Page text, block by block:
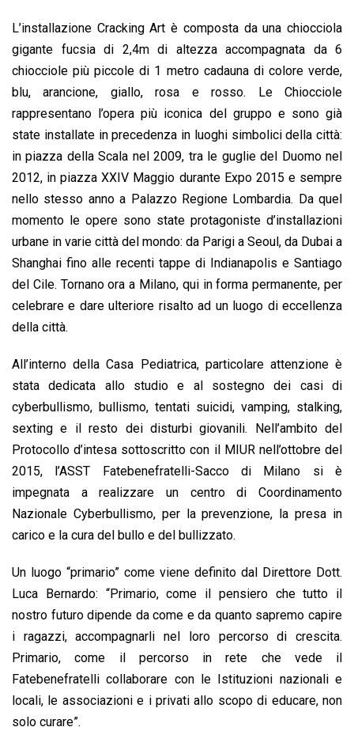
L’installazione Cracking Art è composta da una chiocciola
gigante fucsia di 2,4m di altezza accompagnata da 6
chiocciole più piccole di 1 metro cadauna di colore verde,
blu, arancione, giallo, rosa e rosso. Le Chiocciole
rappresentano l’opera più iconica del gruppo e sono già
state installate in precedenza in luoghi simbolici della città:
in piazza della Scala nel 2009, tra le guglie del Duomo nel
2012, in piazza XXIV Maggio durante Expo 2015 e sempre
nello stesso anno a Palazzo Regione Lombardia. Da quel
momento le opere sono state protagoniste d’installazioni
urbane in varie città del mondo: da Parigi a Seoul, da Dubai a
Shanghai fino alle recenti tappe di Indianapolis e Santiago
del Cile. Tornano ora a Milano, qui in forma permanente, per
celebrare e dare ulteriore risalto ad un luogo di eccellenza
della città.
All’interno della Casa Pediatrica, particolare attenzione è
stata dedicata allo studio e al sostegno dei casi di
cyberbullismo, bullismo, tentati suicidi, vamping, stalking,
sexting e il resto dei disturbi giovanili. Nell’ambito del
Protocollo d’intesa sottoscritto con il MIUR nell’ottobre del
2015, l’ASST Fatebenefratelli-Sacco di Milano si è
impegnata a realizzare un centro di Coordinamento
Nazionale Cyberbullismo, per la prevenzione, la presa in
carico e la cura del bullo e del bullizzato.
Un luogo “primario” come viene definito dal Direttore Dott.
Luca Bernardo: “Primario, come il pensiero che tutto il
nostro futuro dipende da come e da quanto sapremo capire
i ragazzi, accompagnarli nel loro percorso di crescita.
Primario, come il percorso in rete che vede il
Fatebenefratelli collaborare con le Istituzioni nazionali e
locali, le associazioni e i privati allo scopo di educare, non
solo curare”.